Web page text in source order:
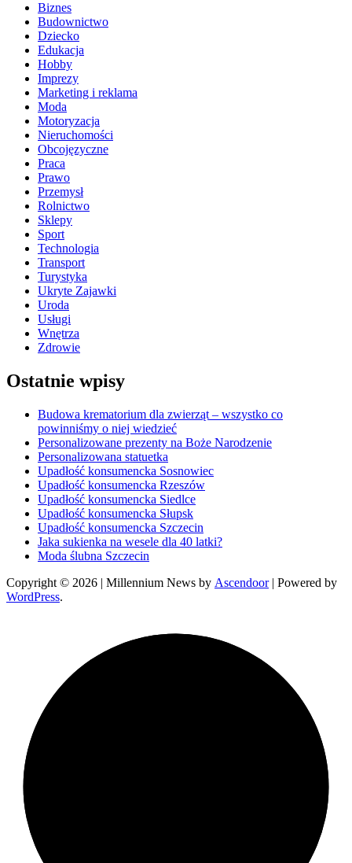
Biznes
Budownictwo
Dziecko
Edukacja
Hobby
Imprezy
Marketing i reklama
Moda
Motoryzacja
Nieruchomości
Obcojęzyczne
Praca
Prawo
Przemysł
Rolnictwo
Sklepy
Sport
Technologia
Transport
Turystyka
Ukryte Zajawki
Uroda
Usługi
Wnętrza
Zdrowie
Ostatnie wpisy
Budowa krematorium dla zwierząt – wszystko co
powinniśmy o niej wiedzieć
Personalizowane prezenty na Boże Narodzenie
Personalizowana statuetka
Upadłość konsumencka Sosnowiec
Upadłość konsumencka Rzeszów
Upadłość konsumencka Siedlce
Upadłość konsumencka Słupsk
Upadłość konsumencka Szczecin
Jaka sukienka na wesele dla 40 latki?
Moda ślubna Szczecin
Copyright © 2026 | Millennium News by Ascendoor| Powered by
WordPress.